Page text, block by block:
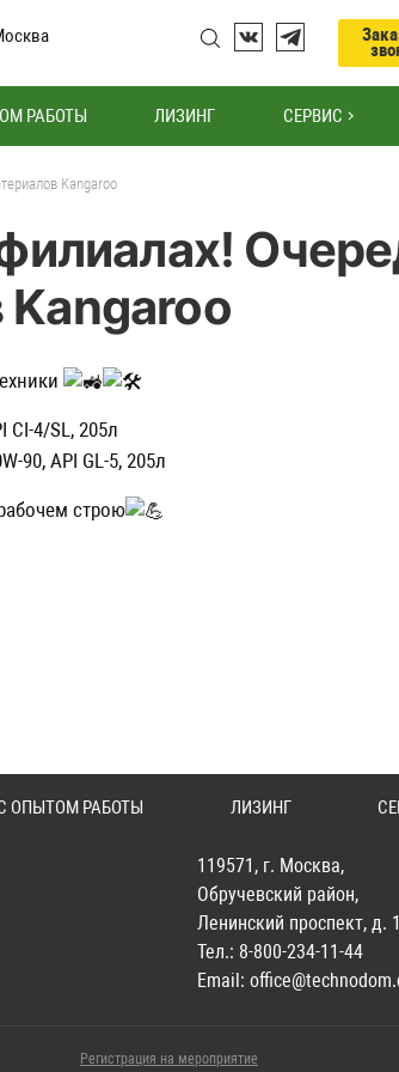
РАБОТЫ ЛИЗИНГ СЕРВИС
Kangaroo
CI-4/SL, 205л
90, API GL-5, 205л
строю
ОПЫТОМ РАБОТЫ ЛИЗИНГ
119571 , г. Москва,
Обручевский район,
Ленинский проспект, д.
Тел.: 8-800-234-11-44
Email:
Регистрация на мероприятие